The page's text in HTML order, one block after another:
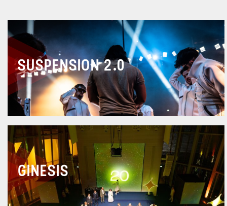
SUSPENSION 2.0
GINESIS